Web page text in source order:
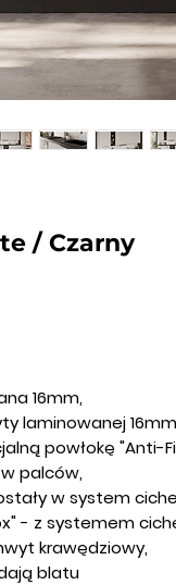
/ Czarny
16mm,
laminowanej
powłokę "Anti-
palców,
w system
- z systemem
krawędziowy,
blatu